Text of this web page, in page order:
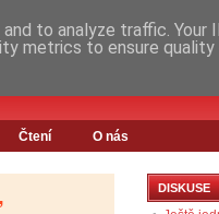
Čtení O nás
DISKUSE
to analyze traffic. Your
metrics to ensure